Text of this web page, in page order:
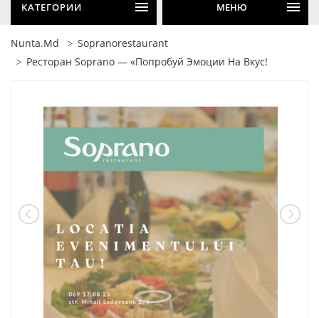
КАТЕГОРИИ МЕНЮ
Nunta.md
Sopranorestaurant
Ресторан Soprano — «Попробуй Эмоции На Вкус!